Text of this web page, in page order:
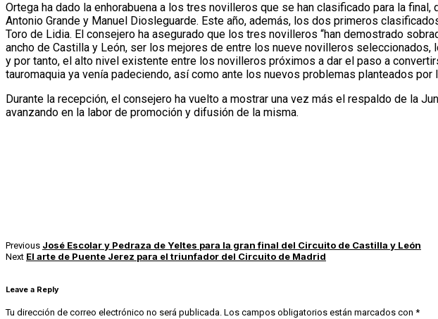
Ortega ha dado la enhorabuena a los tres novilleros que se han clasificado para la
Antonio Grande y Manuel Diosleguarde. Este año, además, los dos primeros
Toro de Lidia. El consejero ha asegurado que los tres novilleros “han demostrado
ancho de Castilla y León, ser los mejores de entre los nueve novilleros
y por tanto, el alto nivel existente entre los novilleros próximos a dar el paso a
tauromaquia ya venía padeciendo, así como ante los nuevos problemas planteados
Durante la recepción, el consejero ha vuelto a mostrar una vez más el respaldo de la
avanzando en la labor de promoción y difusión de la misma.
Previous José Escolar y Pedraza de Yeltes para la gran final del Circuito de Castilla y León
Next El arte de Puente Jerez para el triunfador del Circuito de Madrid
Leave a Reply
Tu dirección de correo electrónico no será publicada. Los campos obligatorios están marcados con *